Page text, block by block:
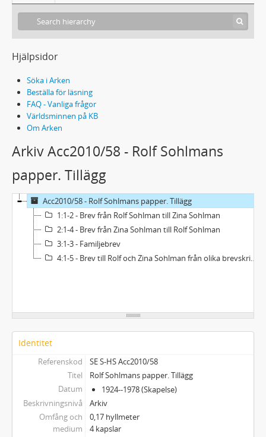
Hjälpsidor
Söka i Arken
Beställa för läsning
FAQ - Vanliga frågor
Världsminnen på KB
Om Arken
Arkiv Acc2010/58 - Rolf Sohlmans
papper. Tillägg
Acc2010/58 - Rolf Sohlmans papper. Tillägg
1:1-2 - Brev från Rolf Sohlman till Zina Sohlman
2:1-4 - Brev från Zina Sohlman till Rolf Sohlman
3:1-3 - Familjebrev
4:1-5 - Brev till Rolf och Zina Sohlman från olika brevskrivare
Identitet
Referenskod
SE S-HS Acc2010/58
Titel
Rolf Sohlmans papper. Tillägg
Datum
1924--1978 (Skapelse)
Beskrivningsnivå
Arkiv
Omfång och
medium
0,17 hyllmeter
4 kapslar